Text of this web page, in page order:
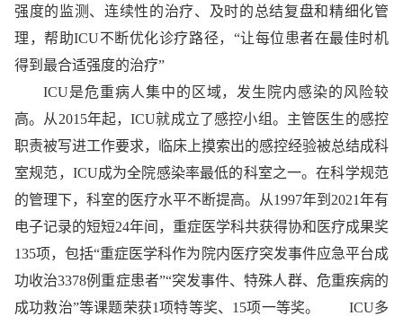
强度的监测、连续性的治疗、及时的总结复盘和精细化管
理，帮助ICU不断优化诊疗路径，“让每位患者在最佳时机
得到最合适强度的治疗”
ICU是危重病人集中的区域，发生院内感染的风险较
高。从2015年起，ICU就成立了感控小组。主管医生的感控
职责被写进工作要求，临床上摸索出的感控经验被总结成科
室规范，ICU成为全院感染率最低的科室之一。在科学规范
的管理下，科室的医疗水平不断提高。从1997年到2021年有
电子记录的短短24年间，重症医学科共获得协和医疗成果奖
135项，包括“重症医学科作为院内医疗突发事件应急平台成
功收治3378例重症患者”“突发事件、特殊人群、危重疾病的
成功救治”等课题荣获1项特等奖、15项一等奖。 ICU多